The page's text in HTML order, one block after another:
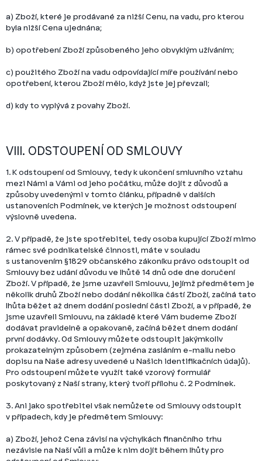
a) Zboží, které je prodávané za nižší Cenu, na vadu, pro kterou
byla nižší Cena ujednána;
b) opotřebení Zboží způsobeného jeho obvyklým užíváním;
c) použitého Zboží na vadu odpovídající míře používání nebo
opotřebení, kterou Zboží mělo, když jste jej převzali;
d) kdy to vyplývá z povahy Zboží.
VIII. ODSTOUPENÍ OD SMLOUVY
1. K odstoupení od Smlouvy, tedy k ukončení smluvního vztahu
mezi Námi a Vámi od jeho počátku, může dojít z důvodů a
způsoby uvedenými v tomto článku, případně v dalších
ustanoveních Podmínek, ve kterých je možnost odstoupení
výslovně uvedena.
2.V případě, že jste spotřebitel, tedy osoba kupující Zboží mimo
rámec své podnikatelské činnosti, máte v souladu
s ustanovením §1829 občanského zákoníku právo odstoupit od
Smlouvy bez udání důvodu ve lhůtě 14 dnů ode dne doručení
Zboží. V případě, že jsme uzavřeli Smlouvu, jejímž předmětem je
několik druhů Zboží nebo dodání několika částí Zboží, začíná tato
lhůta běžet až dnem dodání poslední části Zboží, a v případě, že
jsme uzavřeli Smlouvu, na základě které Vám budeme Zboží
dodávat pravidelně a opakovaně, začíná běžet dnem dodání
první dodávky. Od Smlouvy můžete odstoupit jakýmkoliv
prokazatelným způsobem (zejména zasláním e-mailu nebo
dopisu na Naše adresy uvedené u Našich identifikačních údajů).
Pro odstoupení můžete využít také vzorový formulář
poskytovaný z Naší strany, který tvoří přílohu č. 2 Podmínek.
3. Ani jako spotřebitel však nemůžete od Smlouvy odstoupit
v případech, kdy je předmětem Smlouvy:
a) Zboží, jehož Cena závisí na výchylkách finančního trhu
nezávisle na Naší vůli a může k nim dojít během lhůty pro